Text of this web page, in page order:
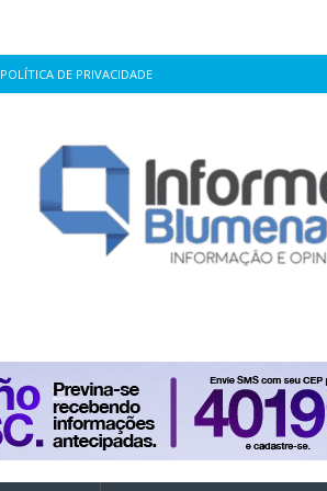
POLÍTICA DE PRIVACIDADE